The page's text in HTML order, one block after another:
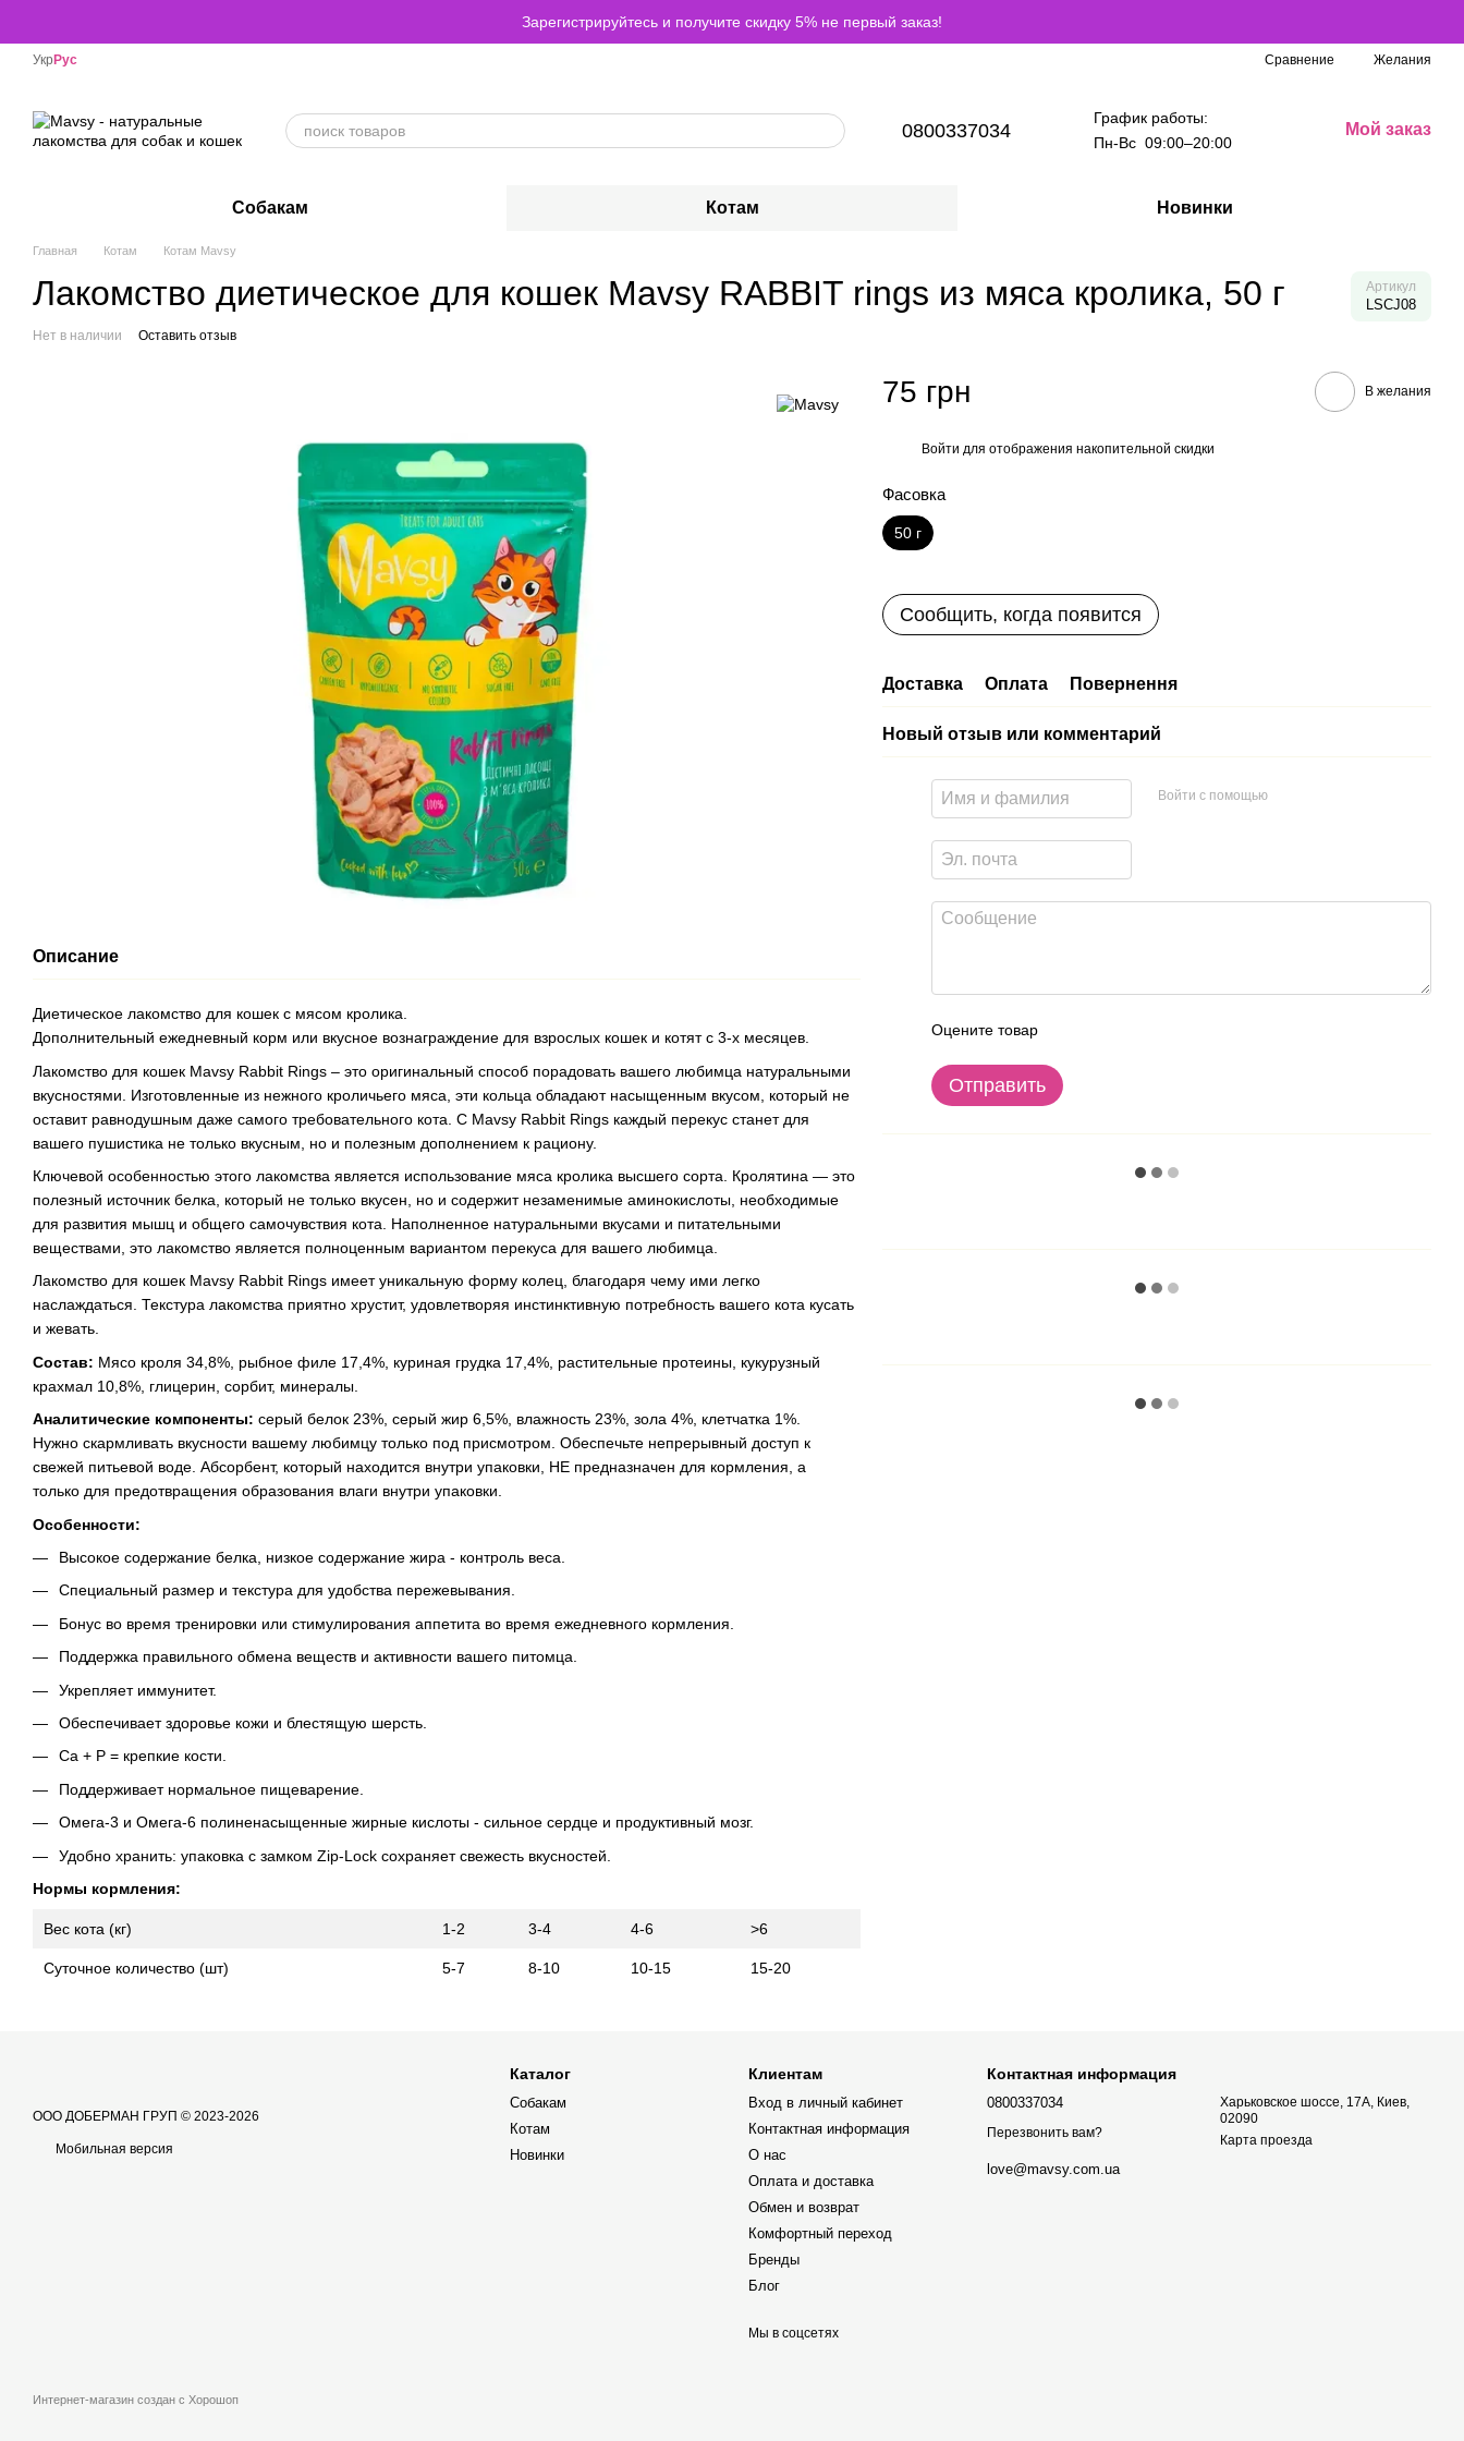
Зарегистрируйтесь и получите скидку 5% не первый заказ!
Укр Рус Сравнение Желания
0800337034
График работы:
Пн-Вс 09:00–20:00
Мой заказ
Собакам Котам Новинки
Главная Котам Котам Mavsy
Лакомство диетическое для кошек Mavsy RABBIT rings из мяса кролика, 50 г Артикул
LSCJ08
Нет в наличии Оставить отзыв
Описание
Диетическое лакомство для кошек с мясом кролика.
Дополнительный ежедневный корм или вкусное вознаграждение для взрослых кошек и котят с 3-х месяцев.
Лакомство для кошек Mavsy Rabbit Rings – это оригинальный способ порадовать вашего любимца натуральными
вкусностями. Изготовленные из нежного кроличьего мяса, эти кольца обладают насыщенным вкусом, который не
оставит равнодушным даже самого требовательного кота. С Mavsy Rabbit Rings каждый перекус станет для
вашего пушистика не только вкусным, но и полезным дополнением к рациону.
Ключевой особенностью этого лакомства является использование мяса кролика высшего сорта. Кролятина — это
полезный источник белка, который не только вкусен, но и содержит незаменимые аминокислоты, необходимые
для развития мышц и общего самочувствия кота. Наполненное натуральными вкусами и питательными
веществами, это лакомство является полноценным вариантом перекуса для вашего любимца.
Лакомство для кошек Mavsy Rabbit Rings имеет уникальную форму колец, благодаря чему ими легко
наслаждаться. Текстура лакомства приятно хрустит, удовлетворяя инстинктивную потребность вашего кота кусать
и жевать.
Состав: Мясо кроля 34,8%, рыбное филе 17,4%, куриная грудка 17,4%, растительные протеины, кукурузный
крахмал 10,8%, глицерин, сорбит, минералы.
Аналитические компоненты: серый белок 23%, серый жир 6,5%, влажность 23%, зола 4%, клетчатка 1%.
Нужно скармливать вкусности вашему любимцу только под присмотром. Обеспечьте непрерывный доступ к
свежей питьевой воде. Абсорбент, который находится внутри упаковки, НЕ предназначен для кормления, а
только для предотвращения образования влаги внутри упаковки.
Особенности:
Высокое содержание белка, низкое содержание жира - контроль веса.
Специальный размер и текстура для удобства пережевывания.
Бонус во время тренировки или стимулирования аппетита во время ежедневного кормления.
Поддержка правильного обмена веществ и активности вашего питомца.
Укрепляет иммунитет.
Обеспечивает здоровье кожи и блестящую шерсть.
Ca + P = крепкие кости.
Поддерживает нормальное пищеварение.
Омега-3 и Омега-6 полиненасыщенные жирные кислоты - сильное сердце и продуктивный мозг.
Удобно хранить: упаковка с замком Ziр-Lосk сохраняет свежесть вкусностей.
Нормы кормления:
Вес кота (кг) 1-2 3-4 4-6 >6
Суточное количество (шт) 5-7 8-10 10-15 15-20
75 грн В желания
Войти для отображения накопительной скидки
Фасовка
50 г
Сообщить, когда появится
Доставка Оплата Повернення
Новый отзыв или комментарий
Войти с помощью
Оцените товар
Отправить
ООО ДОБЕРМАН ГРУП © 2023-2026
Мобильная версия
Интернет-магазин создан с Хорошоп
Каталог
Собакам
Котам
Новинки
Клиентам
Вход в личный кабинет
Контактная информация
О нас
Оплата и доставка
Обмен и возврат
Комфортный переход
Бренды
Блог
Мы в соцсетях
Контактная информация
0800337034
Перезвонить вам?
love@mavsy.com.ua
Харьковское шоссе, 17А, Киев,
02090
Карта проезда